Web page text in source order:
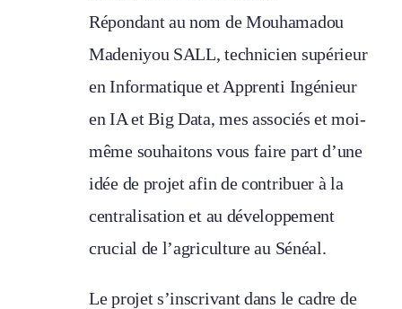
Répondant au nom de Mouhamadou
Madeniyou SALL, technicien supérieur
en Informatique et Apprenti Ingénieur
en IA et Big Data, mes associés et moi-
même souhaitons vous faire part d’une
idée de projet afin de contribuer à la
centralisation et au développement
crucial de l’agriculture au Sénéal.
Le projet s’inscrivant dans le cadre de